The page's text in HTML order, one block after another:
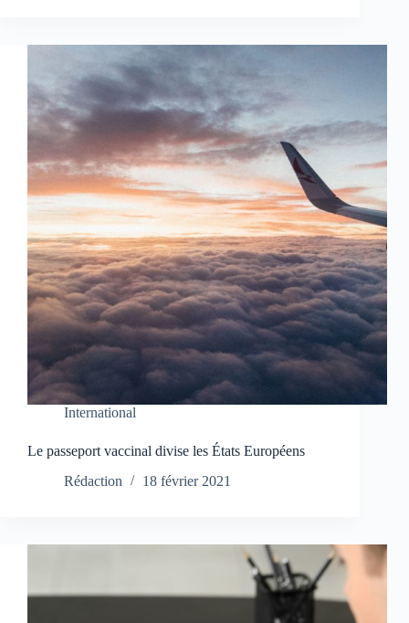
International
Le passeport vaccinal divise les États Européens
Rédaction
18 février 2021